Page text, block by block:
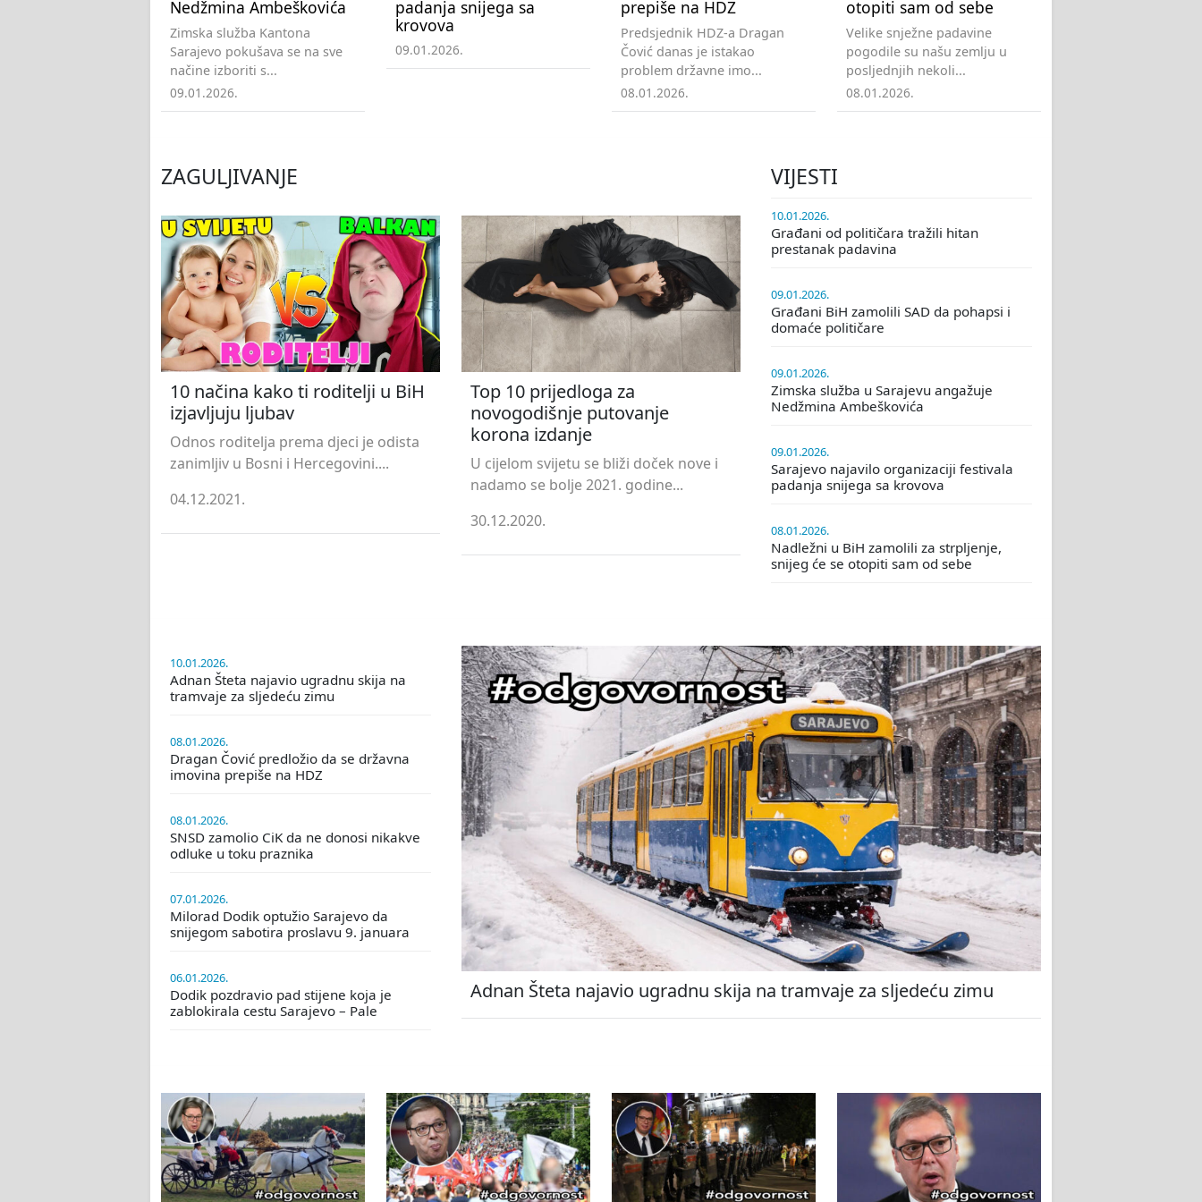
Nedžmina Ambeškovića
Zimska služba Kantona
Sarajevo pokušava se na sve
načine izboriti s...
09.01.2026.
padanja snijega sa
krovova
09.01.2026.
prepiše na HDZ
Predsjednik HDZ-a Dragan
Čović danas je istakao
problem državne imo...
08.01.2026.
otopiti sam od sebe
Velike snježne padavine
pogodile su našu zemlju u
posljednjih nekoli...
08.01.2026.
ZAGULJIVANJE
10 načina kako ti roditelji u BiH
izjavljuju ljubav
Odnos roditelja prema djeci je odista
zanimljiv u Bosni i Hercegovini....
04.12.2021.
Top 10 prijedloga za
novogodišnje putovanje
korona izdanje
U cijelom svijetu se bliži doček nove i
nadamo se bolje 2021. godine...
30.12.2020.
VIJESTI
10.01.2026.
Građani od političara tražili hitan
prestanak padavina
09.01.2026.
Građani BiH zamolili SAD da pohapsi i
domaće političare
09.01.2026.
Zimska služba u Sarajevu angažuje
Nedžmina Ambeškovića
09.01.2026.
Sarajevo najavilo organizaciji festivala
padanja snijega sa krovova
08.01.2026.
Nadležni u BiH zamolili za strpljenje,
snijeg će se otopiti sam od sebe
10.01.2026.
Adnan Šteta najavio ugradnu skija na
tramvaje za sljedeću zimu
08.01.2026.
Dragan Čović predložio da se državna
imovina prepiše na HDZ
08.01.2026.
SNSD zamolio CiK da ne donosi nikakve
odluke u toku praznika
07.01.2026.
Milorad Dodik optužio Sarajevo da
snijegom sabotira proslavu 9. januara
06.01.2026.
Dodik pozdravio pad stijene koja je
zablokirala cestu Sarajevo – Pale
Adnan Šteta najavio ugradnu skija na tramvaje za sljedeću zimu